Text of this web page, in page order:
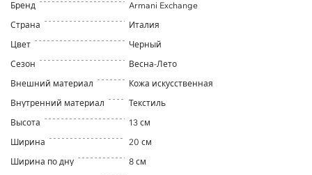
Бренд
Armani Exchange
Страна
Италия
Цвет
Черный
Сезон
Весна-Лето
Внешний материал
Кожа искусственная
Внутренний материал
Текстиль
Высота
13 см
Ширина
20 см
Ширина по дну
8 см